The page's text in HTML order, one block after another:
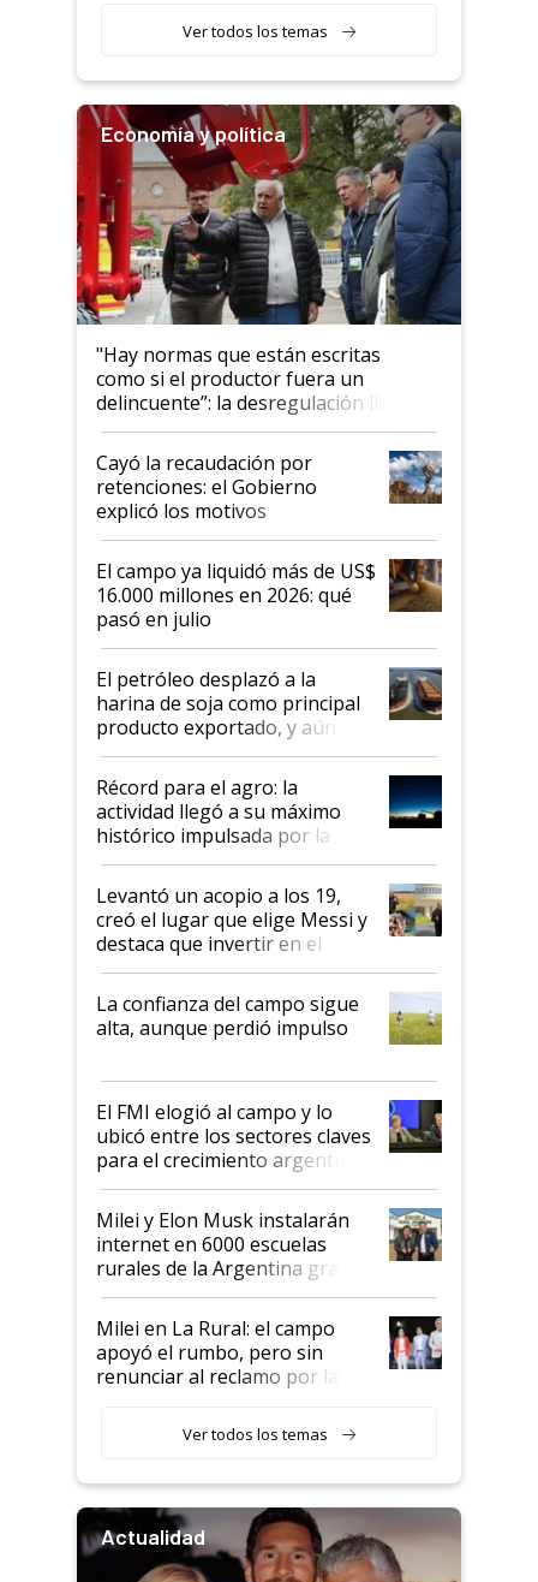
Ver todos los temas
Economía y política
"Hay normas que están escritas
como si el productor fuera un
delincuente”: la desregulación llegó
al Congreso Aapresid y hasta se
habló del financiamiento al IPCVA
Cayó la recaudación por
retenciones: el Gobierno
explicó los motivos
El campo ya liquidó más de US$
16.000 millones en 2026: qué
pasó en julio
El petróleo desplazó a la
harina de soja como principal
producto exportado, y aún así
el agro aportó casi seis de cada
diez dólares y sostuvo el
liderazgo en un semestre
récord
Récord para el agro: la
actividad llegó a su máximo
histórico impulsada por la
cosecha y las exportaciones
Levantó un acopio a los 19,
creó el lugar que elige Messi y
destaca que invertir en el
kirchnerismo era como "darle
plata a un hijo para droga":
Juan Félix Rossetti, el libertario
que de una dura crisis salió
de Milei
La confianza del campo sigue
alta, aunque perdió impulso
El FMI elogió al campo y lo
ubicó entre los sectores claves
para el crecimiento argentino
Milei y Elon Musk instalarán
internet en 6000 escuelas
rurales de la Argentina gracias
a un acuerdo con Starlink
Milei en La Rural: el campo
apoyó el rumbo, pero sin
renunciar al reclamo por las
Ver todos los temas
Actualidad